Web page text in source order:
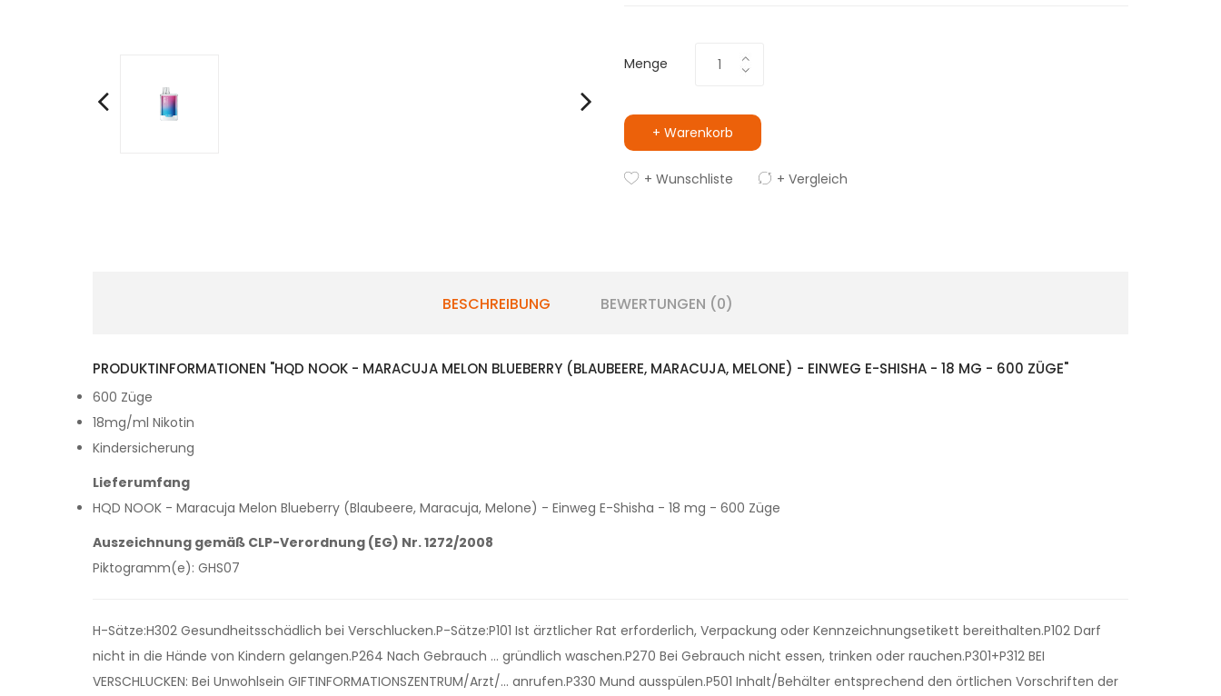
Menge
+ Warenkorb
+ Wunschliste + Vergleich
BESCHREIBUNG BEWERTUNGEN (0)
PRODUKTINFORMATIONEN "HQD NOOK - MARACUJA MELON BLUEBERRY (BLAUBEERE, MARACUJA, MELONE) - EINWEG E-SHISHA - 18 MG - 600 ZÜGE"
600 Züge
18mg/ml Nikotin
Kindersicherung
Lieferumfang
HQD NOOK - Maracuja Melon Blueberry (Blaubeere, Maracuja, Melone) - Einweg E-Shisha - 18 mg - 600 Züge
Auszeichnung gemäß CLP-Verordnung (EG) Nr. 1272/2008
Piktogramm(e): GHS07
H-Sätze:H302 Gesundheitsschädlich bei Verschlucken.P-Sätze:P101 Ist ärztlicher Rat erforderlich, Verpackung oder Kennzeichnungsetikett bereithalten.P102 Darf
nicht in die Hände von Kindern gelangen.P264 Nach Gebrauch … gründlich waschen.P270 Bei Gebrauch nicht essen, trinken oder rauchen.P301+P312 BEI
VERSCHLUCKEN: Bei Unwohlsein GIFTINFORMATIONSZENTRUM/Arzt/… anrufen.P330 Mund ausspülen.P501 Inhalt/Behälter entsprechend den örtlichen Vorschriften der